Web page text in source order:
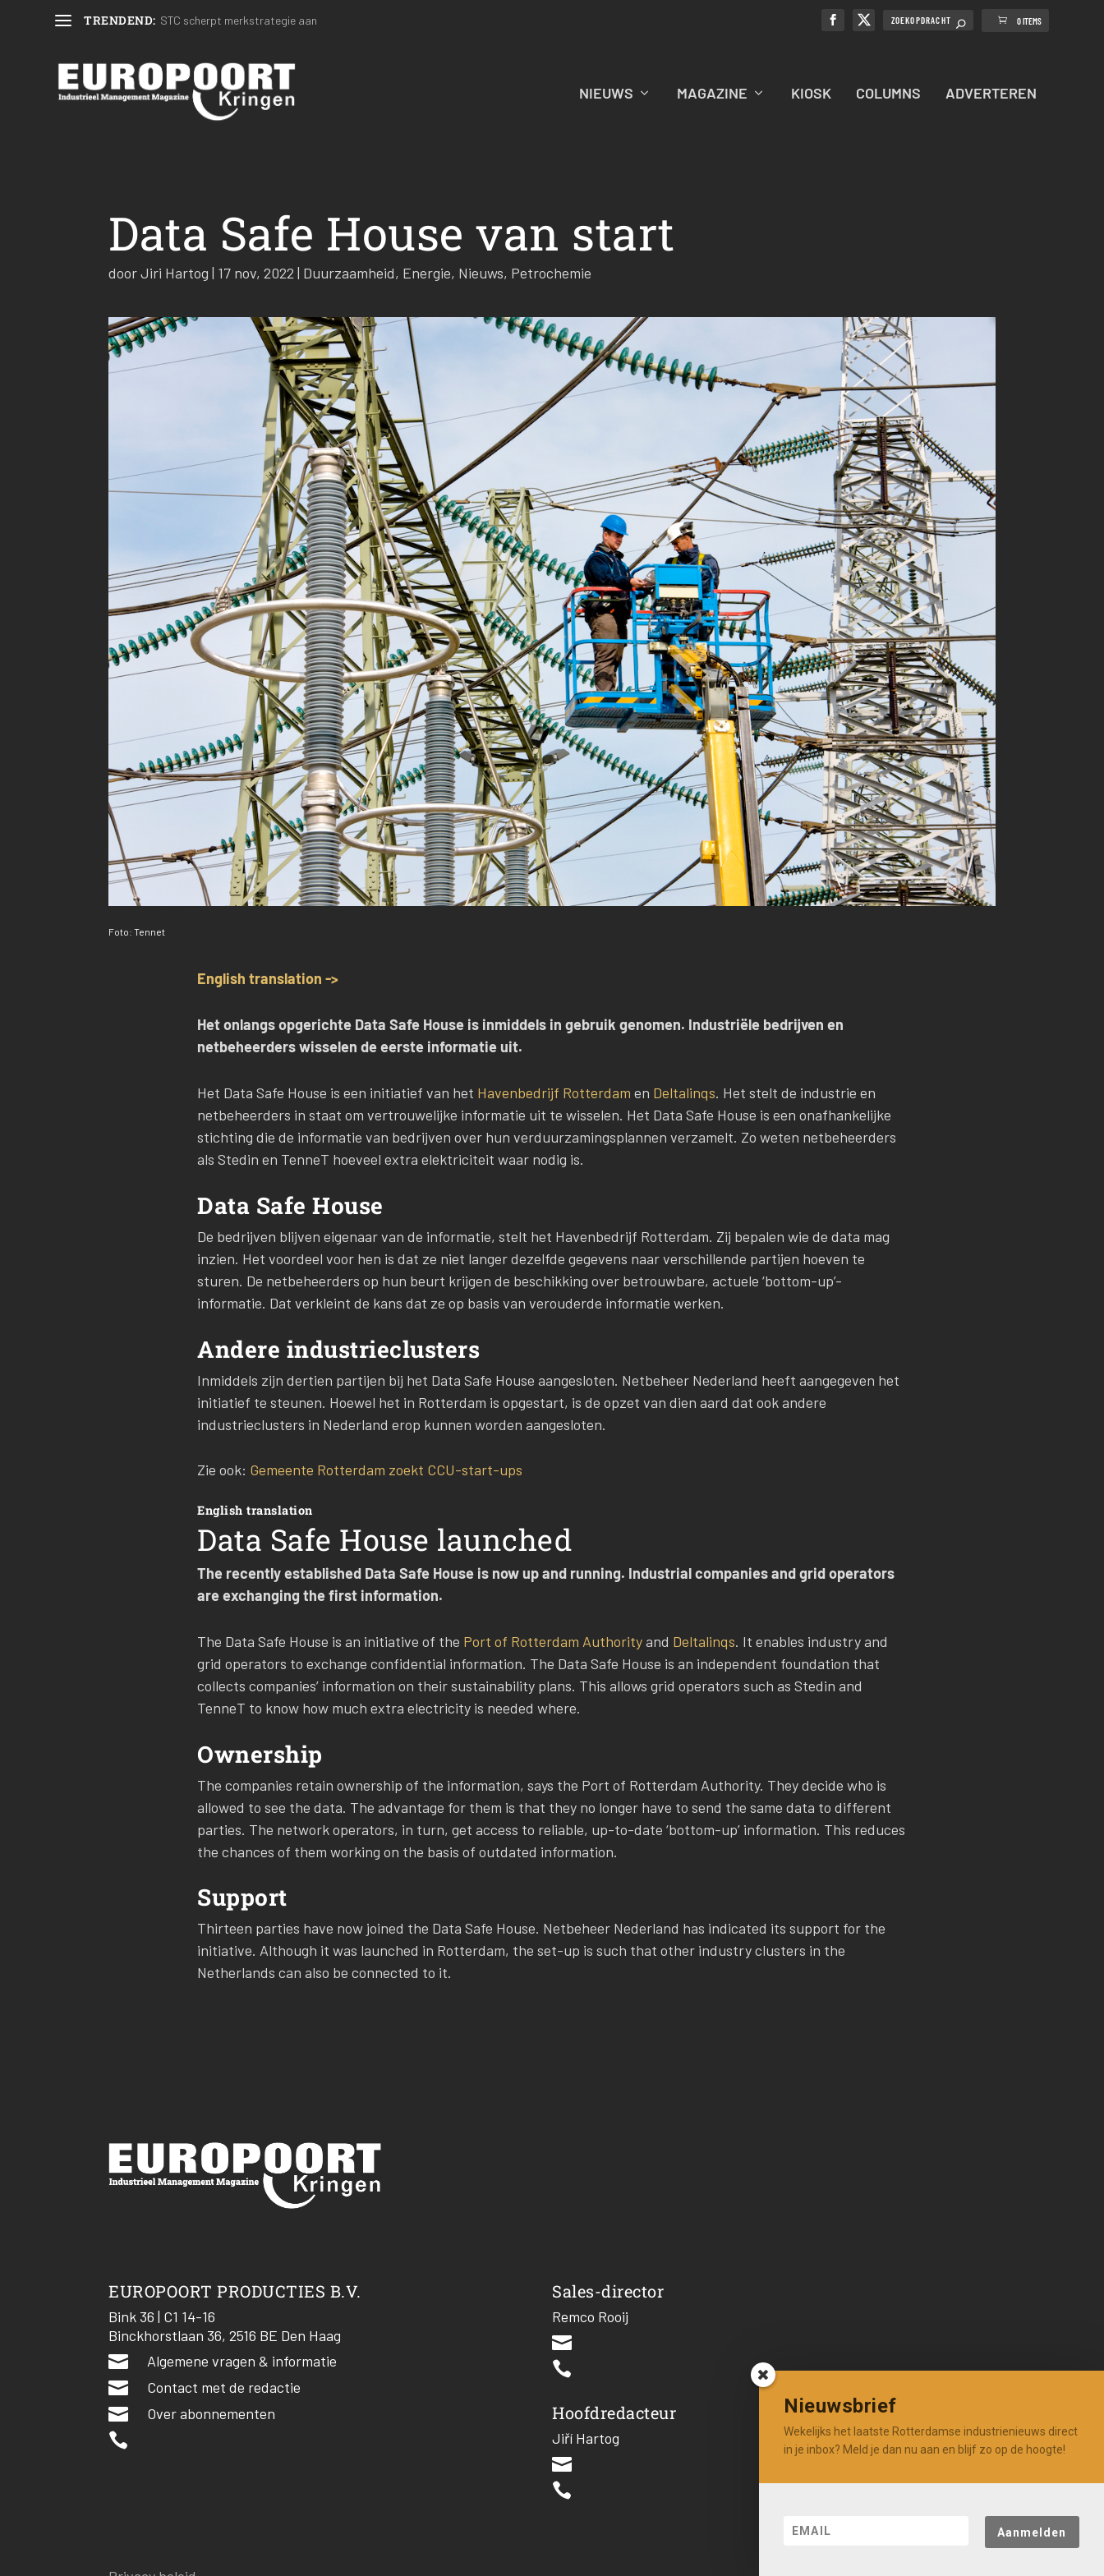
TRENDEND: STC scherpt merkstrategie aan 0 ITEMS
NIEUWS MAGAZINE KIOSK COLUMNS ADVERTEREN
Data Safe House van start
doorJiri Hartog | 17 nov, 2022 | Duurzaamheid, Energie, Nieuws, Petrochemie
Foto: Tennet
English translation ->
Het onlangs opgerichte Data Safe House is inmiddels in gebruik genomen. Industriële bedrijven en
netbeheerders wisselen de eerste informatie uit.
Het Data Safe House is een initiatief van het Havenbedrijf Rotterdam en Deltalinqs. Het stelt de industrie en
netbeheerders in staat om vertrouwelijke informatie uit te wisselen. Het Data Safe House is een onafhankelijke
stichting die de informatie van bedrijven over hun verduurzamingsplannen verzamelt. Zo weten netbeheerders
als Stedin en TenneT hoeveel extra elektriciteit waar nodig is.
Data Safe House
De bedrijven blijven eigenaar van de informatie, stelt het Havenbedrijf Rotterdam. Zij bepalen wie de data mag
inzien. Het voordeel voor hen is dat ze niet langer dezelfde gegevens naar verschillende partijen hoeven te
sturen. De netbeheerders op hun beurt krijgen de beschikking over betrouwbare, actuele ‘bottom-up’-
informatie. Dat verkleint de kans dat ze op basis van verouderde informatie werken.
Andere industrieclusters
Inmiddels zijn dertien partijen bij het Data Safe House aangesloten. Netbeheer Nederland heeft aangegeven het
initiatief te steunen. Hoewel het in Rotterdam is opgestart, is de opzet van dien aard dat ook andere
industrieclusters in Nederland erop kunnen worden aangesloten.
Zie ook: Gemeente Rotterdam zoekt CCU-start-ups
English translation
Data Safe House launched
The recently established Data Safe House is now up and running. Industrial companies and grid operators
are exchanging the first information.
The Data Safe House is an initiative of the Port of Rotterdam Authorityand Deltalinqs. It enables industry and
grid operators to exchange confidential information. The Data Safe House is an independent foundation that
collects companies’ information on their sustainability plans. This allows grid operators such as Stedin and
TenneT to know how much extra electricity is needed where.
Ownership
The companies retain ownership of the information, says the Port of Rotterdam Authority. They decide who is
allowed to see the data. The advantage for them is that they no longer have to send the same data to different
parties. The network operators, in turn, get access to reliable, up-to-date ‘bottom-up’ information. This reduces
the chances of them working on the basis of outdated information.
Support
Thirteen parties have now joined the Data Safe House. Netbeheer Nederland has indicated its support for the
initiative. Although it was launched in Rotterdam, the set-up is such that other industry clusters in the
Netherlands can also be connected to it.
EUROPOORT PRODUCTIES B.V.
Bink 36 | C1 14-16
Binckhorstlaan 36, 2516 BE Den Haag
 Algemene vragen & informatie
 Contact met de redactie
 Over abonnementen

Sales-director
Remco Rooij


Hoofdredacteur
Jiří Hartog


Nieuwsbrief
Wekelijks het laatste Rotterdamse industrienieuws direct
in je inbox? Meld je dan nu aan en blijf zo op de hoogte!
Aanmelden